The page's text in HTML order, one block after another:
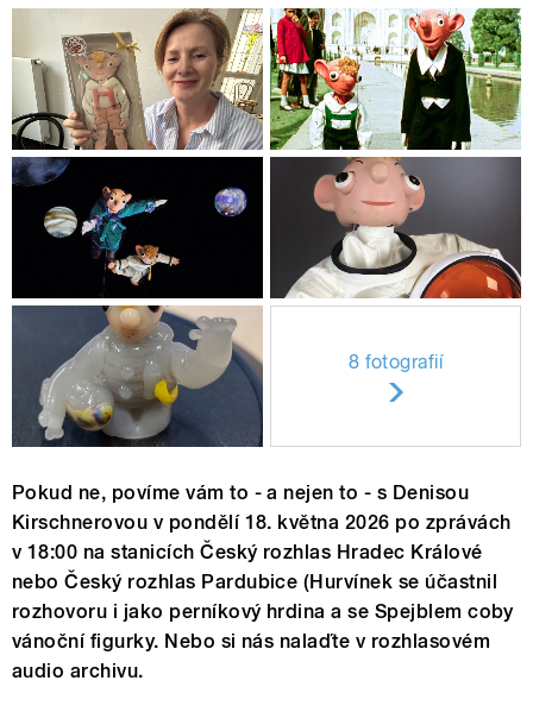
8 fotografií
Pokud ne, povíme vám to - a nejen to - s Denisou
Kirschnerovou v pondělí 18. května 2026 po zprávách
v 18:00 na stanicích Český rozhlas Hradec Králové
nebo Český rozhlas Pardubice (Hurvínek se účastnil
rozhovoru i jako perníkový hrdina a se Spejblem coby
vánoční figurky. Nebo si nás nalaďte v rozhlasovém
audio archivu.